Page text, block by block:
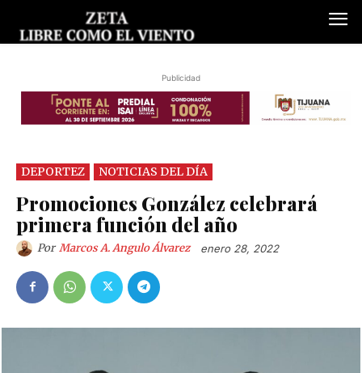
Publicidad
DEPORTEZ NOTICIAS DEL DÍA
Promociones González celebrará
primera función del año
Por Marcos A. Angulo Álvarez enero 28, 2022